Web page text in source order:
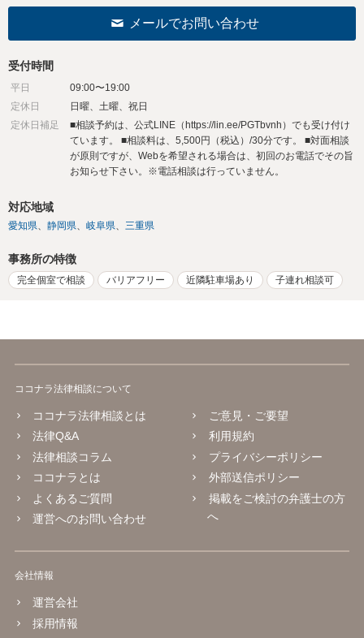
メールでお問い合わせ
受付時間
平日
09:00〜19:00
定休日
日曜、土曜、祝日
定休日補足
■相談予約は、公式LINE（https://lin.ee/PGTbvnh）でも受け付け
ています。 ■相談料は、5,500円（税込）/30分です。 ■対面相談
が原則ですが、Webを希望される場合は、初回のお電話でその旨
お知らせ下さい。※電話相談は行っていません。
対応地域
愛知県 静岡県 岐阜県 三重県
事務所の特徴
完全個室で相談 バリアフリー 近隣駐車場あり 子連れ相談可
ココナラ法律相談について
ココナラ法律相談とは
法律Q&A
法律相談コラム
ココナラとは
よくあるご質問
運営へのお問い合わせ
ご意見・ご要望
利用規約
プライバシーポリシー
外部送信ポリシー
掲載をご検討の弁護士の方
へ
会社情報
運営会社
採用情報